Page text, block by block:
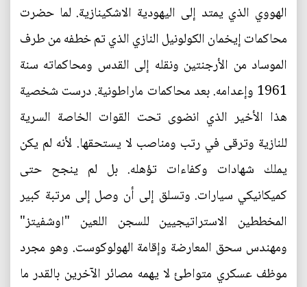
الهووي الذي يمتد إلى اليهودية الاشكينازية. لما حضرت
محاكمات إيخمان الكولونيل النازي الذي تم خطفه من طرف
الموساد من الأرجنتين ونقله إلى القدس ومحاكماته سنة
1961 وإعدامه. بعد محاكمات ماراطونية. درست شخصية
هذا الأخير الذي انضوى تحت القوات الخاصة السرية
للنازية وترقى في رتب ومناصب لا يستحقها. لأنه لم يكن
يملك شهادات وكفاءات تؤهله. بل لم ينجح حتى
كميكانيكي سيارات. وتسلق إلى أن وصل إلى مرتبة كبير
المخططين الاستراتيجيين للسجن اللعين "اوشفيتز"
ومهندس سحق المعارضة وإقامة الهولوكوست. وهو مجرد
موظف عسكري متواطئ لا يهمه مصائر الآخرين بالقدر ما